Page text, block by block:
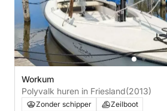
Workum
Polyvalk huren in Friesland(2013)
Zonder schipper
Zeilboot